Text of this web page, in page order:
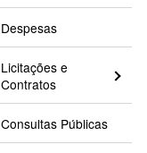
Despesas
Licitações e
Contratos
Consultas Públicas